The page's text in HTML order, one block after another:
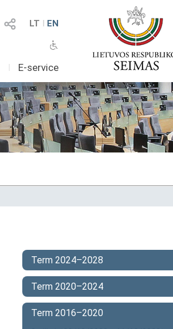
LT I EN
I E-service
Term 2024–2028
Term 2020–2024
Term 2016–2020